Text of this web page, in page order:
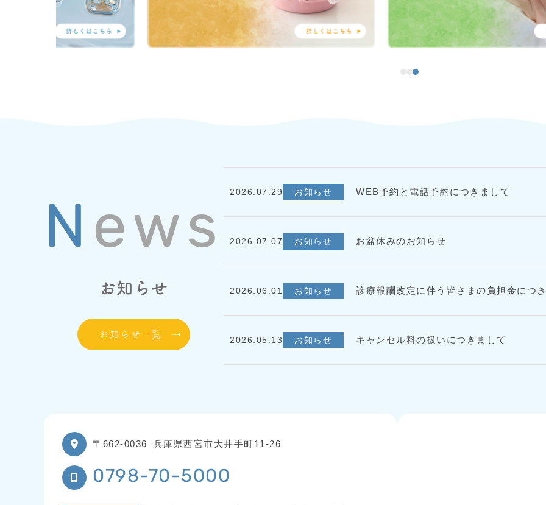
News
お知らせ
お知らせ一覧
2026.07.29 お知らせ WEB予約と電話予約につきまして
2026.07.07 お知らせ お盆休みのお知らせ
2026.06.01 お知らせ 診療報酬改定に伴う皆さまの負担金につ
2026.05.13 お知らせ キャンセル料の扱いにつきまして
〒662-0036 兵庫県西宮市大井手町11-26
0798-70-5000